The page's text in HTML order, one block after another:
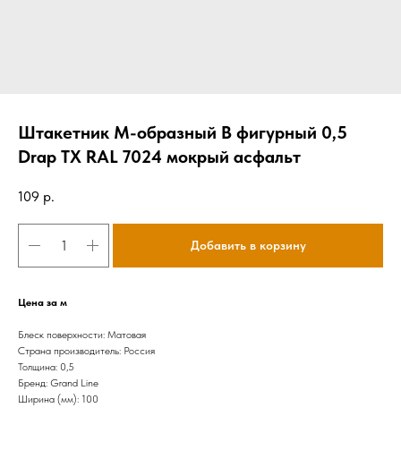
Штакетник М-образный B фигурный 0,5
Drap TX RAL 7024 мокрый асфальт
109 р.
Добавить в корзину
Цена за м
Блеск поверхности: Матовая
Страна производитель: Россия
Толщина: 0,5
Бренд: Grand Line
Ширина (мм): 100